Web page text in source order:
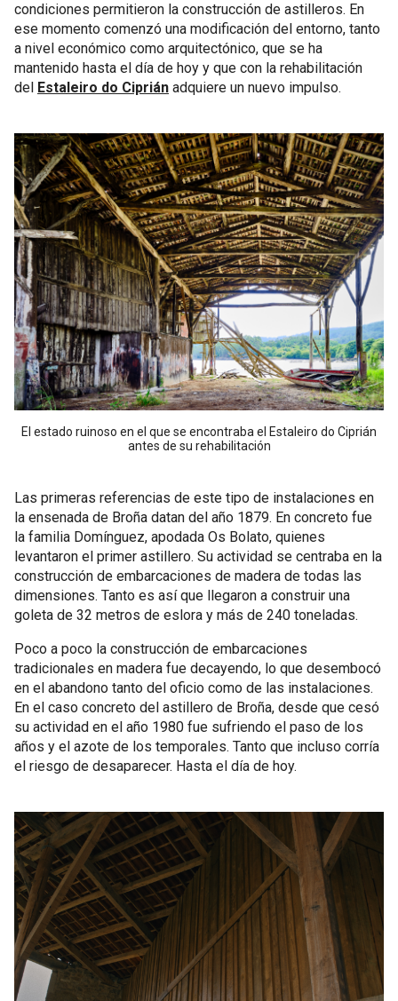
condiciones permitieron la construcción de astilleros. En
ese momento comenzó una modificación del entorno, tanto
a nivel económico como arquitectónico, que se ha
mantenido hasta el día de hoy y que con la rehabilitación
del Estaleiro do Ciprián adquiere un nuevo impulso.
El estado ruinoso en el que se encontraba el Estaleiro do Ciprián
antes de su rehabilitación
Las primeras referencias de este tipo de instalaciones en
la ensenada de Broña datan del año 1879. En concreto fue
la familia Domínguez, apodada Os Bolato, quienes
levantaron el primer astillero. Su actividad se centraba en la
construcción de embarcaciones de madera de todas las
dimensiones. Tanto es así que llegaron a construir una
goleta de 32 metros de eslora y más de 240 toneladas.
Poco a poco la construcción de embarcaciones
tradicionales en madera fue decayendo, lo que desembocó
en el abandono tanto del oficio como de las instalaciones.
En el caso concreto del astillero de Broña, desde que cesó
su actividad en el año 1980 fue sufriendo el paso de los
años y el azote de los temporales. Tanto que incluso corría
el riesgo de desaparecer. Hasta el día de hoy.